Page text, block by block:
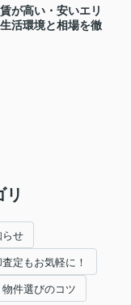
が高い・安いエリ
活環境と相場を徹
リ
らせ
定もお気軽に！
物件選びのコツ